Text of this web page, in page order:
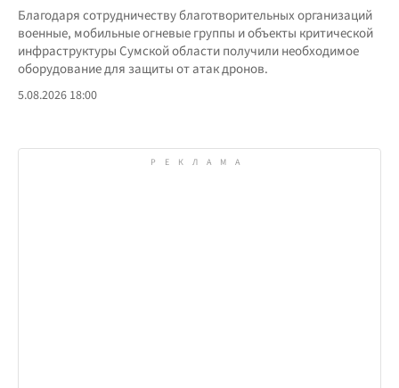
Благодаря сотрудничеству благотворительных организаций
военные, мобильные огневые группы и объекты критической
инфраструктуры Сумской области получили необходимое
оборудование для защиты от атак дронов.
5.08.2026 18:00